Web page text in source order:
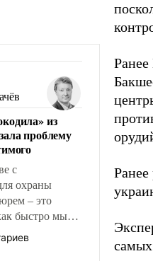
из
проблему
с
охраны
– это
быстро мы
изменений.
Ранее